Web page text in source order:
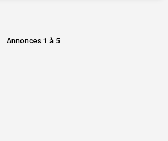
Annonces 1 à 5